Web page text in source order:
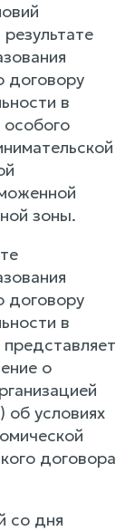
договору
в
зоны.
договору
в
о
об условиях
договора
со дня